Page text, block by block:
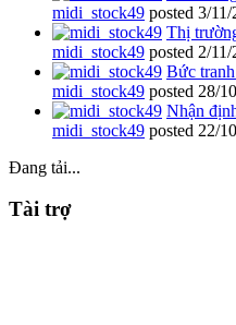
midi_stock49 posted 3/11/
Thị
midi_stock49 posted 2/11/
Bức
midi_stock49 posted 28/
Nhận
midi_stock49 posted 22/
Đang tải...
Tài trợ